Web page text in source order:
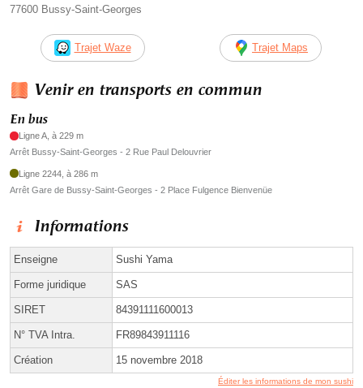
77600 Bussy-Saint-Georges
Trajet Waze Trajet Maps
Venir en transports en commun
En bus
Ligne A, à 229 m
Arrêt Bussy-Saint-Georges - 2 Rue Paul Delouvrier
Ligne 2244, à 286 m
Arrêt Gare de Bussy-Saint-Georges - 2 Place Fulgence Bienvenüe
Informations
Enseigne Sushi Yama
Forme juridique SAS
SIRET 84391111600013
N° TVA Intra. FR89843911116
Création 15 novembre 2018
Éditer les informations de mon sushi